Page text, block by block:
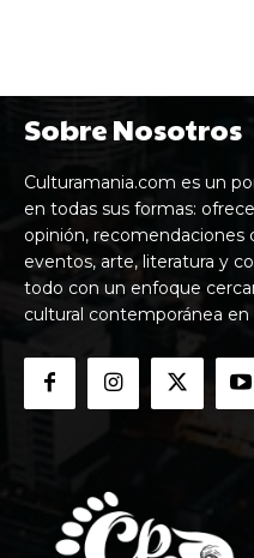
Sobre Nosotros
Culturamania.com es un
en todas sus formas:
opinión, recomendaciones
eventos, arte, literatura y
todo con un enfoque
cultural contemporánea en